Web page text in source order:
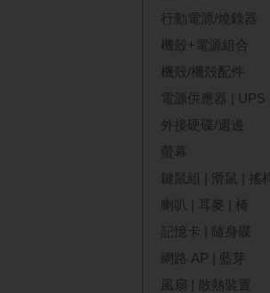
行動電源/燒錄器
機殼+電源組合
機殼/機殼配件
電源供應器 | UPS
外接硬碟/週邊
螢幕
鍵鼠組 | 滑鼠 | 搖桿
喇叭 | 耳麥 | 椅
記憶卡 | 隨身碟
網路 AP | 藍芽
風扇 | 散熱裝置